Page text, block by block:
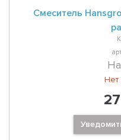
Смеситель
Нет